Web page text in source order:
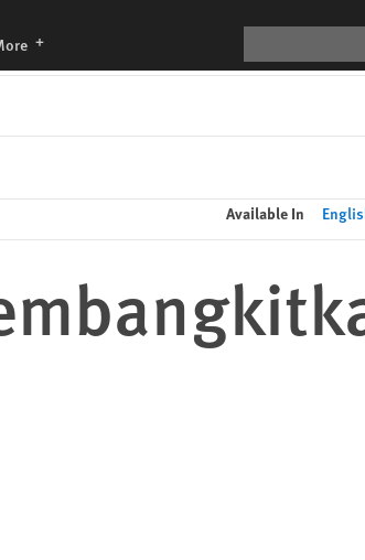
languages
Available In